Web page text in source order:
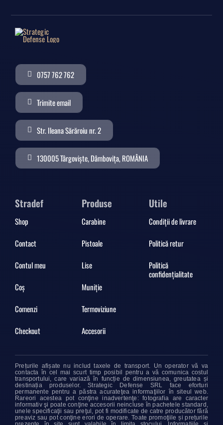
0757 762 762
Trimite email
Str. Ileana Sărăroiu nr. 2
130005 Târgoviște, Dâmbovița, ROMÂNIA
Stradef
Shop
Contact
Contul meu
Coș
Comenzi
Checkout
Produse
Carabine
Pistoale
Lise
Muniție
Termoviziune
Accesorii
Utile
Condiții de livrare
Politică retur
Politică
confidențialitate
Prețurile afișate nu includ taxele de transport. Un operator vă va
contacta în cel mai scurt timp posibil pentru a vă comunica costul
transportului, care variază în funcție de dimensiunea, greutatea și
destinația produselor. Strategic Defense SRL face eforturi
permanente pentru a păstra acurateţea informaţiilor în siteul web.
Rareori acestea pot conţine inadvertenţe: fotografia are caracter
informativ şi poate conţine accesorii neincluse în pachetele standard,
unele specificaţii sau preţul, pot fi modificate de catre producător fără
preaviz sau pot conţine erori de operare. Toate promoţiile și prețurile